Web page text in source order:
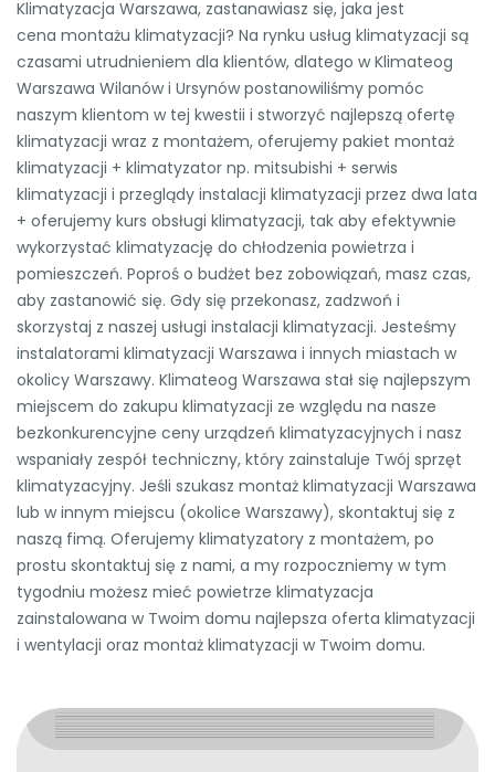
Klimatyzacja Warszawa, zastanawiasz się, jaka jest
cena montażu klimatyzacji? Na rynku usług klimatyzacji są
czasami utrudnieniem dla klientów, dlatego w Klimateog
Warszawa Wilanów i Ursynów postanowiliśmy pomóc
naszym klientom w tej kwestii i stworzyć najlepszą ofertę
klimatyzacji wraz z montażem, oferujemy pakiet montaż
klimatyzacji + klimatyzator np. mitsubishi + serwis
klimatyzacji i przeglądy instalacji klimatyzacji przez dwa lata
+ oferujemy kurs obsługi klimatyzacji, tak aby efektywnie
wykorzystać klimatyzację do chłodzenia powietrza i
pomieszczeń. Poproś o budżet bez zobowiązań, masz czas,
aby zastanowić się. Gdy się przekonasz, zadzwoń i
skorzystaj z naszej usługi instalacji klimatyzacji. Jesteśmy
instalatorami klimatyzacji Warszawa i innych miastach w
okolicy Warszawy. Klimateog Warszawa stał się najlepszym
miejscem do zakupu klimatyzacji ze względu na nasze
bezkonkurencyjne ceny urządzeń klimatyzacyjnych i nasz
wspaniały zespół techniczny, który zainstaluje Twój sprzęt
klimatyzacyjny. Jeśli szukasz montaż klimatyzacji Warszawa
lub w innym miejscu (okolice Warszawy), skontaktuj się z
naszą fimą. Oferujemy klimatyzatory z montażem, po
prostu skontaktuj się z nami, a my rozpoczniemy w tym
tygodniu możesz mieć powietrze klimatyzacja
zainstalowana w Twoim domu najlepsza oferta klimatyzacji
i wentylacji oraz montaż klimatyzacji w Twoim domu.